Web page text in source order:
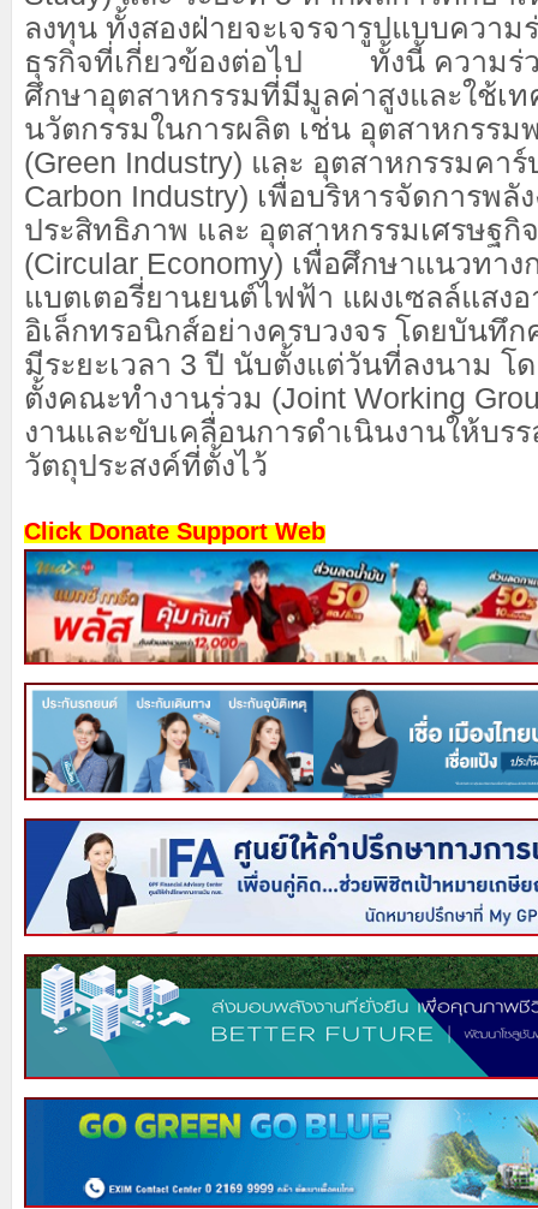
ลงทุน ทั้งสองฝ่ายจะเจรจารูปแบบความ
ธุรกิจที่เกี่ยวข้องต่อไป ทั้งนี้ ความร่ว
ศึกษาอุตสาหกรรมที่มีมูลค่าสูงและใช้เท
นวัตกรรมในการผลิต เช่น อุตสาหกรรม
(Green Industry) และ อุตสาหกรรมคา
Carbon Industry) เพื่อบริหารจัดการพลั
ประสิทธิภาพ และ อุตสาหกรรมเศรษฐกิ
(Circular Economy) เพื่อศึกษาแนวทาง
แบตเตอรี่ยานยนต์ไฟฟ้า แผงเซลล์แสง
อิเล็กทรอนิกส์อย่างครบวงจร โดยบันทึ
มีระยะเวลา 3 ปี นับตั้งแต่วันที่ลงนาม โ
ตั้งคณะทำงานร่วม (Joint Working
งานและขับเคลื่อนการดำเนินงานให้บร
วัตถุประสงค์ที่ตั้งไว้
Click Donate Support Web